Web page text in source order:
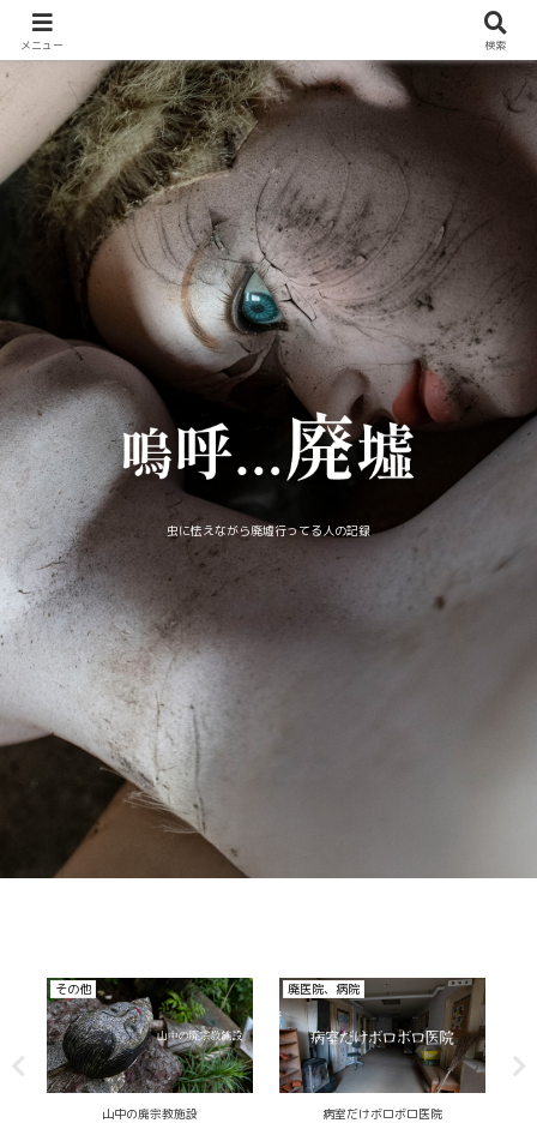
虫に怯えながら廃墟行ってる人の記録
廃医院、病院
バカデカ廃病院
廃医院、病院
標本医院
メニュー 検索